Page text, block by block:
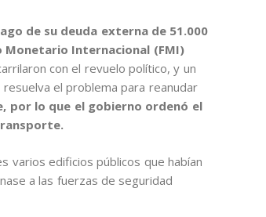
de su deuda externa de 51.000
Monetario Internacional (FMI)
con el revuelo político, y un
el problema para reanudar
por lo que el gobierno ordenó el
varios edificios públicos que habían
a las fuerzas de seguridad